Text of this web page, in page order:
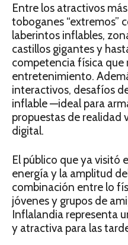
Entre los atractivos
toboganes “extremos”
laberintos inflables,
castillos gigantes y
competencia física que
entretenimiento.
interactivos, desafíos
inflable —ideal para
propuestas de
digital.
El público que ya visitó
energía y la amplitud
combinación entre lo
jóvenes y grupos de
Inflalandia representa
y atractiva para las